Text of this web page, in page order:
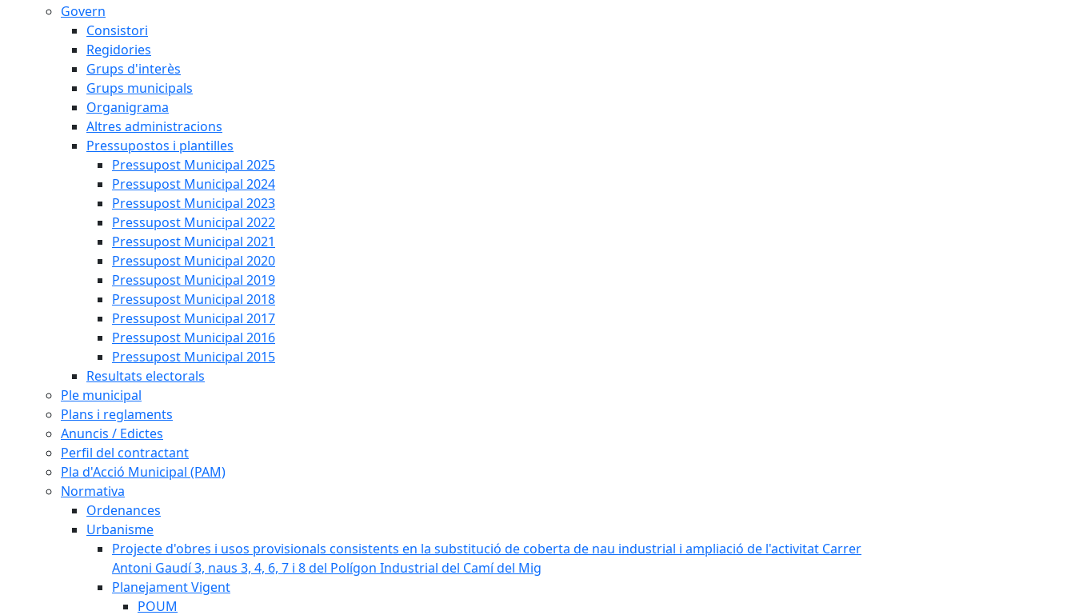
Govern
Consistori
Regidories
Grups d'interès
Grups municipals
Organigrama
Altres administracions
Pressupostos i plantilles
Pressupost Municipal 2025
Pressupost Municipal 2024
Pressupost Municipal 2023
Pressupost Municipal 2022
Pressupost Municipal 2021
Pressupost Municipal 2020
Pressupost Municipal 2019
Pressupost Municipal 2018
Pressupost Municipal 2017
Pressupost Municipal 2016
Pressupost Municipal 2015
Resultats electorals
Ple municipal
Plans i reglaments
Anuncis / Edictes
Perfil del contractant
Pla d'Acció Municipal (PAM)
Normativa
Ordenances
Urbanisme
Projecte d'obres i usos provisionals consistents en la substitució de coberta de nau industrial i ampliació de l'activitat Carrer
Antoni Gaudí 3, naus 3, 4, 6, 7 i 8 del Polígon Industrial del Camí del Mig
Planejament Vigent
POUM